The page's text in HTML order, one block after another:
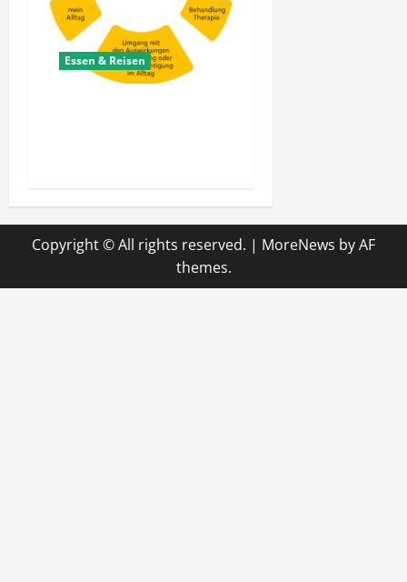
Essen & Reisen
Copyright © All rights reserved. | MoreNews by AF
themes.